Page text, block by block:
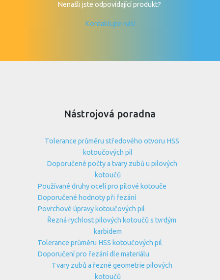
Nenašli jste odpovídající produkt?
Kontaktujte nás!
Nástrojová poradna
Tolerance průměru středového otvoru HSS
kotoučových pil
Doporučené počty a tvary zubů u pilových
kotoučů
Používané druhy ocelí pro pilové kotouče
Doporučené hodnoty při řezání
Povrchové úpravy kotoučových pil
Řezná rychlost pilových kotoučů s tvrdým
karbidem
Tolerance průměru HSS kotoučových pil
Doporučení pro řezání dle materiálu
Tvary zubů a řezné geometrie pilových
kotoučů